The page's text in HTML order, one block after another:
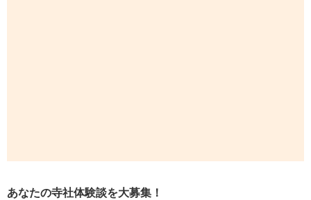
あなたの寺社体験談を大募集！